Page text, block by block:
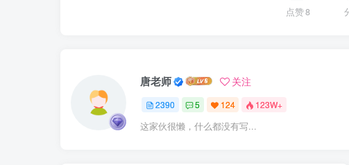
点赞8
唐老师 关注
2390 5 124 123W+
这家伙很懒，什么都没有写...